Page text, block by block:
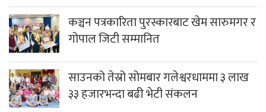
कञ्चन पत्रकारिता पुरस्कारबाट खेम सारुमगर र
गोपाल जिटी सम्मानित
साउनको तेस्रो सोमबार गलेश्वरधाममा ३ लाख
३३ हजारभन्दा बढी भेटी संकलन